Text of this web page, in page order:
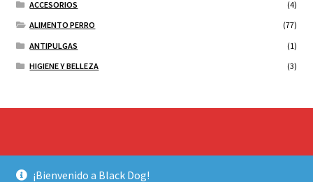
¡Bienvenido a Black Dog!
ACCESORIOS
(4)
ALIMENTO PERRO
(77)
ANTIPULGAS
(1)
HIGIENE Y BELLEZA
(3)